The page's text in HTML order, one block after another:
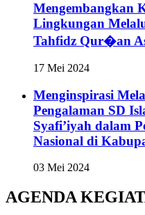
Mengembangkan
Lingkungan
Tahfidz Qur�an
17 Mei 2024
Menginspirasi
Pengalaman SD
Syafi’iyah dalam
Nasional di
03 Mei 2024
AGENDA